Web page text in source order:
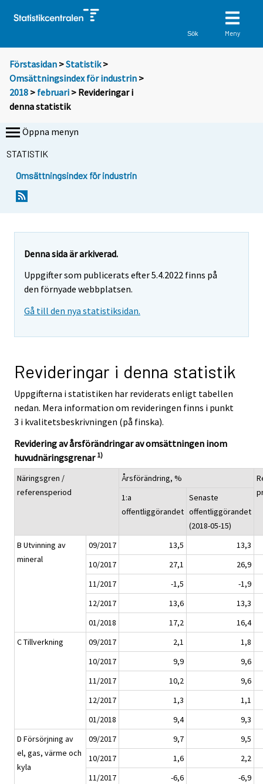
Sök Meny
Förstasidan >Statistik >
Omsättningsindex för industrin >
2018 > februari > Revideringar i
denna statistik
Öppna menyn
STATISTIK
Omsättningsindex för industrin
Denna sida är arkiverad.
Uppgifter som publicerats efter 5.4.2022 finns på
den förnyade webbplatsen.
Gå till den nya statistiksidan.
Revideringar i denna statistik
Uppgifterna i statistiken har reviderats enligt tabellen
nedan. Mera information om revideringen finns i punkt
3 i kvalitetsbeskrivningen (på finska).
Revidering av årsförändringar av omsättningen inom
huvudnäringsgrenar 1)
Näringsgren /
referensperiod
Årsförändring, %
1:a
offentliggörandet
Senaste
offentliggörandet
(2018-05-15)
B Utvinning av
mineral
09/2017 13,5
13,3
10/2017
27,1
26,9
11/2017
-1,5
-1,9
12/2017
13,6
13,3
01/2018
17,2
16,4
C Tillverkning
09/2017 2,1
1,8
10/2017
9,9
9,6
11/2017
10,2
9,6
12/2017
1,3
1,1
01/2018
9,4
9,3
D Försörjning av
el, gas, värme och
kyla
09/2017 9,7
9,5
10/2017
1,6
2,2
11/2017
-6,6
-6,9